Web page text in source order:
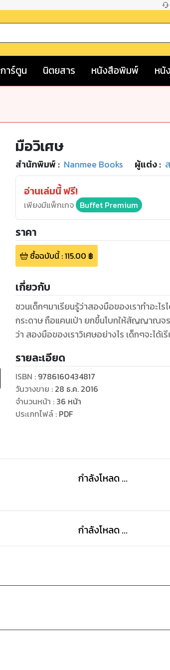
การ์ตูน นิตยสาร หนังสือพิมพ์ หนั
มือวิเศษ
สำนักพิมพ์ : Nanmee Books ผู้แต่ง :
อ่านเล่มนี้ ฟรี!
เพียงมีแพ็กเกจ Buffet Premium
ราคา
ซื้อฉบับนี้:115.00 ฿
เกี่ยวกับ
ชวนเด็กๆมาเรียนรู้ว่าสองมือของเราทำอะ
กระดาษ ถือแคนเป่า ยกขึ้นโบกให้สัญญาณจ
ว่า สองมือของเราวิเศษอย่างไร เด็กๆจะได้
รายละเอียด
ISBN : 9786160434817
วันวางขาย : 28 ธ.ค. 2016
จำนวนหน้า : 36 หน้า
ประเภทไฟล์: PDF
กำลังโหลด ...
กำลังโหลด ...